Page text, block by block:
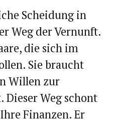
Scheidung in
Weg der Vernunft.
die sich im
Sie braucht
Willen zur
Dieser Weg schont
Finanzen. Er